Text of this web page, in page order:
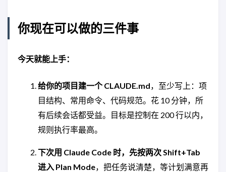
你现在可以做的三件事
今天就能上手：
给你的项目建一个 CLAUDE.md，至少写上：项
目结构、常用命令、代码规范。花 10 分钟，所
有后续会话都受益。目标是控制在 200 行以内，
规则执行率最高。
下次用 Claude Code 时，先按两次 Shift+Tab
进入 Plan Mode，把任务说清楚，等计划满意再